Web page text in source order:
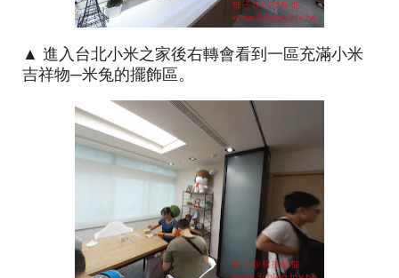
▲ 進入台北小米之家後右轉會看到一區充滿小米
吉祥物─米兔的擺飾區。